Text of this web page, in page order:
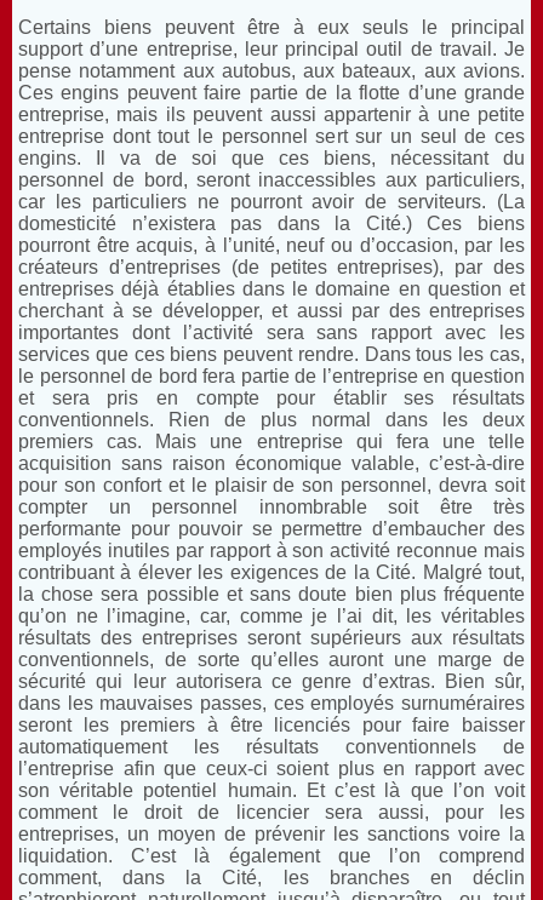
Certains biens peuvent être à eux seuls le principal
support d’une entreprise, leur principal outil de travail. Je
pense notamment aux autobus, aux bateaux, aux avions.
Ces engins peuvent faire partie de la flotte d’une grande
entreprise, mais ils peuvent aussi appartenir à une petite
entreprise dont tout le personnel sert sur un seul de ces
engins. Il va de soi que ces biens, nécessitant du
personnel de bord, seront inaccessibles aux particuliers,
car les particuliers ne pourront avoir de serviteurs. (La
domesticité n’existera pas dans la Cité.) Ces biens
pourront être acquis, à l’unité, neuf ou d’occasion, par les
créateurs d’entreprises (de petites entreprises), par des
entreprises déjà établies dans le domaine en question et
cherchant à se développer, et aussi par des entreprises
importantes dont l’activité sera sans rapport avec les
services que ces biens peuvent rendre. Dans tous les cas,
le personnel de bord fera partie de l’entreprise en question
et sera pris en compte pour établir ses résultats
conventionnels. Rien de plus normal dans les deux
premiers cas. Mais une entreprise qui fera une telle
acquisition sans raison économique valable, c’est-à-dire
pour son confort et le plaisir de son personnel, devra soit
compter un personnel innombrable soit être très
performante pour pouvoir se permettre d’embaucher des
employés inutiles par rapport à son activité reconnue mais
contribuant à élever les exigences de la Cité. Malgré tout,
la chose sera possible et sans doute bien plus fréquente
qu’on ne l’imagine, car, comme je l’ai dit, les véritables
résultats des entreprises seront supérieurs aux résultats
conventionnels, de sorte qu’elles auront une marge de
sécurité qui leur autorisera ce genre d’extras. Bien sûr,
dans les mauvaises passes, ces employés surnuméraires
seront les premiers à être licenciés pour faire baisser
automatiquement les résultats conventionnels de
l’entreprise afin que ceux-ci soient plus en rapport avec
son véritable potentiel humain. Et c’est là que l’on voit
comment le droit de licencier sera aussi, pour les
entreprises, un moyen de prévenir les sanctions voire la
liquidation. C’est là également que l’on comprend
comment, dans la Cité, les branches en déclin